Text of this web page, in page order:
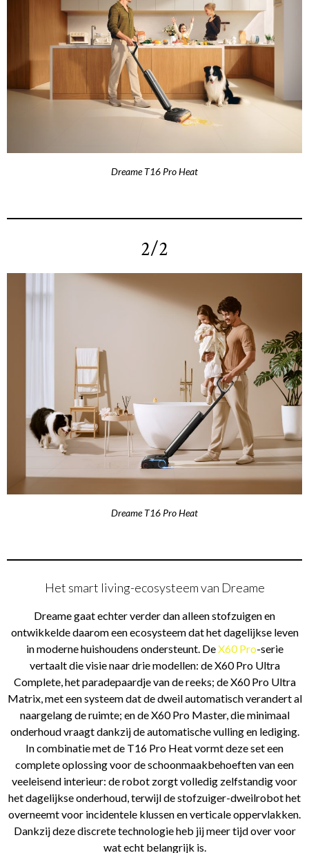
Dreame T16 Pro Heat
2/2
Dreame T16 Pro Heat
Het smart living-ecosysteem van Dreame
Dreame gaat echter verder dan alleen stofzuigen en
ontwikkelde daarom een ecosysteem dat het dagelijkse leven
in moderne huishoudens ondersteunt. DeX60 Pro-serie
vertaalt die visie naar drie modellen: de X60 Pro Ultra
Complete, het paradepaardje van de reeks; de X60 Pro Ultra
Matrix, met een systeem dat de dweil automatisch verandert al
naargelang de ruimte; en de X60 Pro Master, die minimaal
onderhoud vraagt dankzij de automatische vulling en lediging.
In combinatie met de T16 Pro Heat vormt deze set een
complete oplossing voor de schoonmaakbehoeften van een
veeleisend interieur: de robot zorgt volledig zelfstandig voor
het dagelijkse onderhoud, terwijl de stofzuiger-dweilrobot het
overneemt voor incidentele klussen en verticale oppervlakken.
Dankzij deze discrete technologie heb jij meer tijd over voor
wat echt belangrijk is.